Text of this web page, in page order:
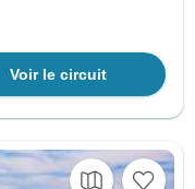
Voir le circuit